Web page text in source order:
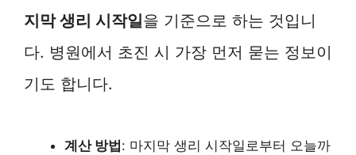
지막 생리 시작일을 기준으로 하는 것입니
다. 병원에서 초진 시 가장 먼저 묻는 정보이
기도 합니다.
계산 방법 : 마지막 생리 시작일로부터 오늘까